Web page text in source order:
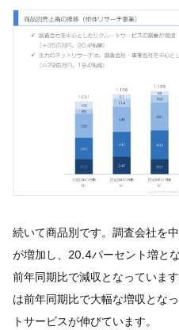
続いて商品別です。調査会社を
が増加し、20.4パーセント増と
前年同期比で減収となっていま
は前年同期比で大幅な増収とな
トサービスが伸びています。